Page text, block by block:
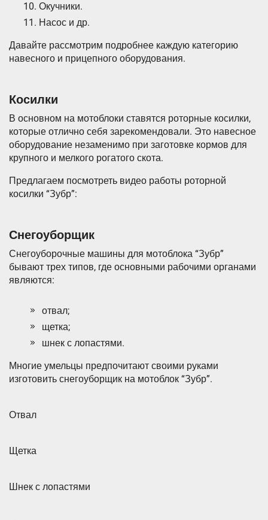
Окучники.
Насос и др.
Давайте рассмотрим подробнее каждую категорию
навесного и прицепного оборудования.
Косилки
В основном на мотоблоки ставятся роторные косилки,
которые отлично себя зарекомендовали. Это навесное
оборудование незаменимо при заготовке кормов для
крупного и мелкого рогатого скота.
Предлагаем посмотреть видео работы роторной
косилки “Зубр”:
Снегоуборщик
Снегоуборочные машины для мотоблока “Зубр”
бывают трех типов, где основными рабочими органами
являются:
отвал;
щетка;
шнек с лопастями.
Многие умельцы предпочитают своими руками
изготовить снегоуборщик на мотоблок “Зубр”.
Отвал
Щетка
Шнек с лопастями